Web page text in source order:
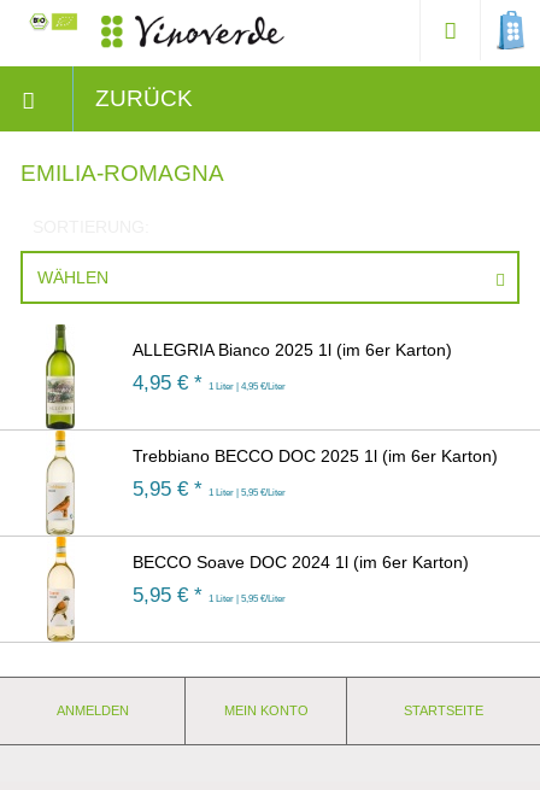
ZURÜCK
EMILIA-ROMAGNA
WÄHLEN
ALLEGRIA Bianco 2025 1l (im 6er Karton)
4,95 € * 1 Liter | 4,95 €/Liter
Trebbiano BECCO DOC 2025 1l (im 6er Karton)
5,95 € * 1 Liter | 5,95 €/Liter
BECCO Soave DOC 2024 1l (im 6er Karton)
5,95 € * 1 Liter | 5,95 €/Liter
ANMELDEN MEIN KONTO STARTSEITE